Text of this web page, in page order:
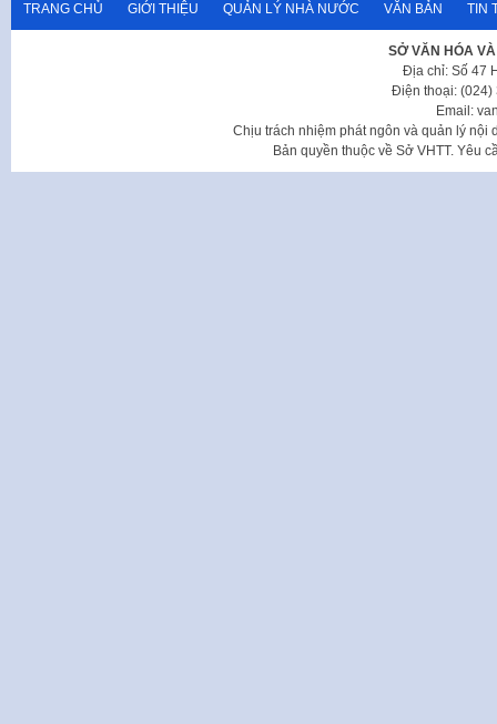
TRANG CHỦ GIỚI THIỆU QUẢN LÝ NHÀ NƯỚC VĂN BẢN TIN
SỞ VĂN HÓA
Địa chỉ: Số 47
Điện thoại: (024)
Email:
Chịu trách nhiệm phát ngôn và quản lý nội
Bản quyền thuộc về Sở VHTT. Yêu